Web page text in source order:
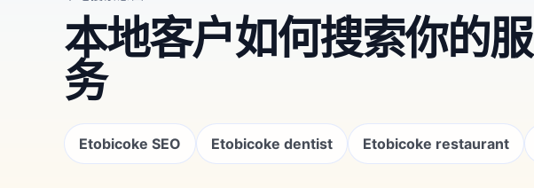
本地客户如何搜索你的服
务
Etobicoke SEO Etobicoke dentist Etobicoke restaurant